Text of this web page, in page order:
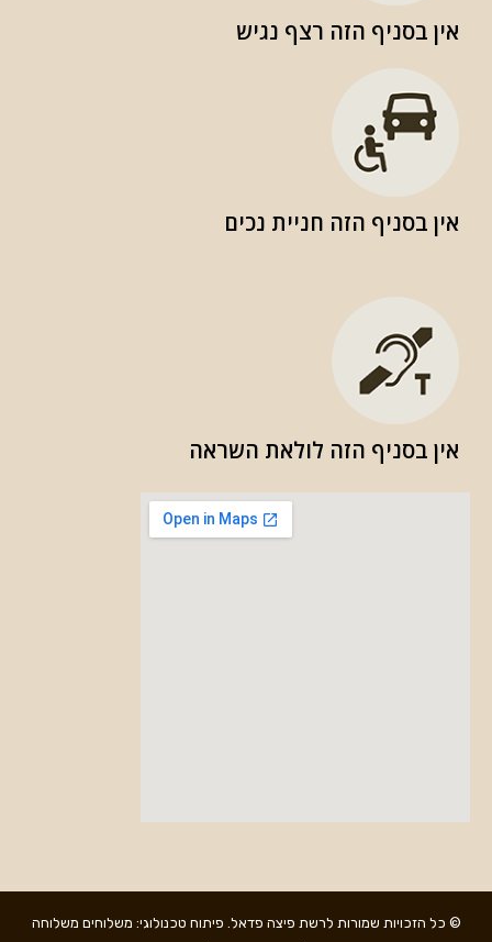
אין בסניף הזה רצף נגיש
אין בסניף הזה חניית נכים
אין בסניף הזה לולאת השראה
© כל הזכויות שמורות לרשת פיצה פדאל. פיתוח טכנולוגי: משלוחים משלוחה